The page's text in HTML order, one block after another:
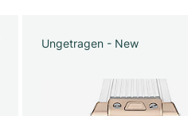
Ungetragen - New